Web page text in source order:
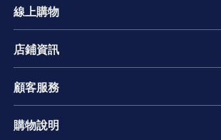
線上購物
店鋪資訊
顧客服務
購物說明